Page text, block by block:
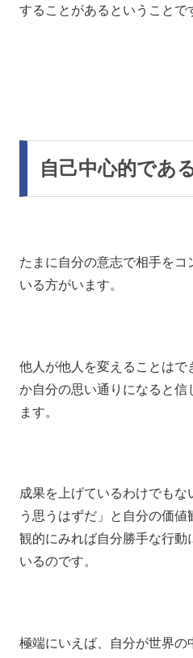
することがあるということで
自己中心的であ
たまに自分の意志で相手をコ
いる方がいます。
他人が他人を変えることは
か自分の思い通りになると信
ます。
成果を上げているわけでもな
う思うはずだ」と自分の価
観的にみれば自分勝手な行
いるのです。
極端にいえば、自分が世界の